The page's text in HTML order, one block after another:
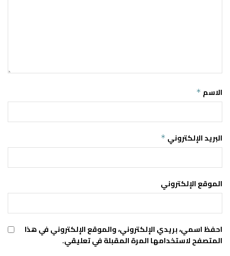
الاسم *
البريد الإلكتروني *
الموقع الإلكتروني
احفظ اسمي، بريدي الإلكتروني، والموقع الإلكتروني في هذا
المتصفح لاستخدامها المرة المقبلة في تعليقي.